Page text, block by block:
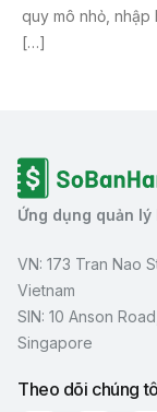
quy mô nhỏ,
[…]
Ứng dụng quản lý
VN: 173 Tran Nao
Vietnam
SIN: 10 Anson
Singapore
Theo dõi chúng